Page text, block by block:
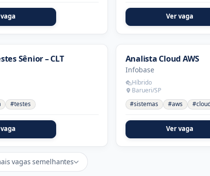
Ver vaga
Sênior – CLT
#testes
Analista Cloud AWS
Infobase
Híbrido
Barueri/SP
#sistemas
#aws
Ver vaga
vagas semelhantes